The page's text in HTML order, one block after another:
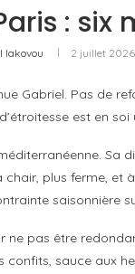
:
Iakovou 2 juillet 2026
Gabriel. Pas
est en
Sa
plus ferme, et
saisonnière
pas être
sauce aux